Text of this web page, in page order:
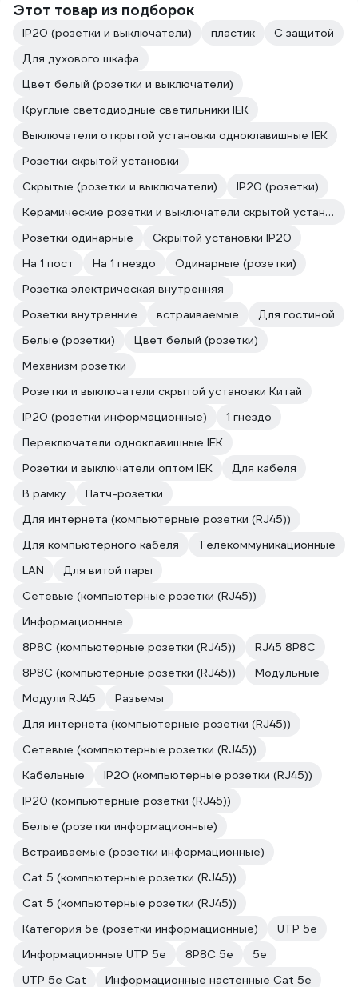
Этот товар из подборок
IP20 (розетки и выключатели) пластик
С защитой
Для духового шкафа
Цвет белый (розетки и выключатели)
Круглые светодиодные светильники IEK
Выключатели открытой установки одноклавишные IEK
Розетки скрытой установки
Скрытые (розетки и выключатели)
IP20 (розетки)
Керамические розетки и выключатели скрытой установки
Розетки одинарные
Скрытой установки IP20
На 1 пост
На 1 гнездо
Одинарные (розетки)
Розетка электрическая внутренняя
Розетки внутренние
встраиваемые
Для гостиной
Белые (розетки)
Цвет белый (розетки)
Механизм розетки
Розетки и выключатели скрытой установки Китай
IP20 (розетки информационные)
1 гнездо
Переключатели одноклавишные IEK
Розетки и выключатели оптом IEK
Для кабеля
В рамку
Патч-розетки
Для интернета (компьютерные розетки (RJ45))
Для компьютерного кабеля
Телекоммуникационные
LAN
Для витой пары
Сетевые (компьютерные розетки (RJ45))
Информационные
8P8C (компьютерные розетки (RJ45))
RJ45 8P8C
8P8C (компьютерные розетки (RJ45))
Модульные
Модули RJ45
Разъемы
Для интернета (компьютерные розетки (RJ45))
Сетевые (компьютерные розетки (RJ45))
Кабельные
IP20 (компьютерные розетки (RJ45))
IP20 (компьютерные розетки (RJ45))
Белые (розетки информационные)
Встраиваемые (розетки информационные)
Cat 5 (компьютерные розетки (RJ45))
Cat 5 (компьютерные розетки (RJ45))
Категория 5е (розетки информационные)
UTP 5e
Информационные UTP 5e
8P8C 5e
5e
UTP 5e Cat
Информационные настенные Cat 5e